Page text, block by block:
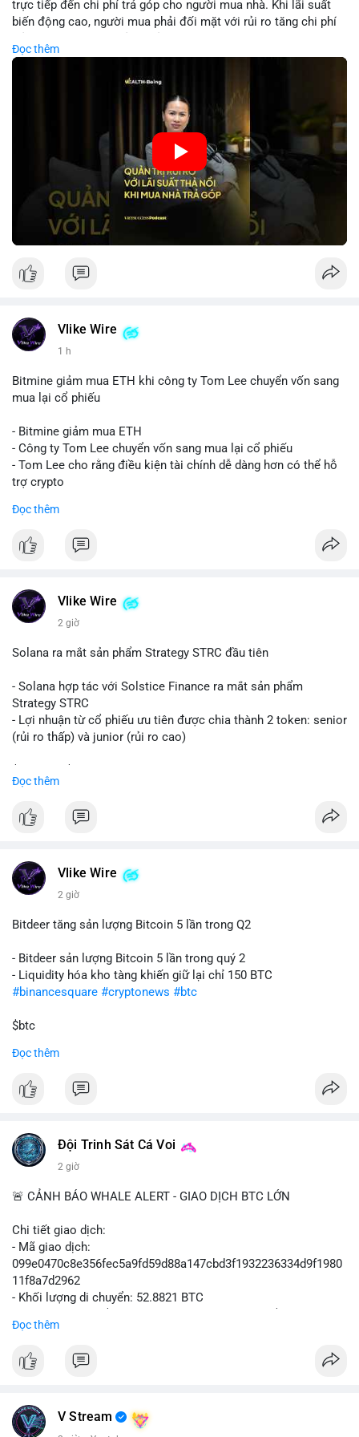
trực tiếp đến chi phí trả góp cho người mua nhà. Khi lãi suất
biến động cao, người mua phải đối mặt với rủi ro tăng chi phí
hướng lãi suất, lựa chọn sản phẩm trả góp có tính bảo hiểm,
đầu tư cần theo dõi chính sách tiền tệ để đưa ra quyết định
🎥 Xem video trực tiếp tại:
Nguồn: VIETSUCCESS
Đọc thêm
Vlike Wire
1 h
Bitmine giảm mua ETH khi công ty Tom Lee chuyển vốn sang
mua lại cổ phiếu
- Bitmine giảm mua ETH
- Công ty Tom Lee chuyển vốn sang mua lại cổ phiếu
- Tom Lee cho rằng điều kiện tài chính dễ dàng hơn có thể hỗ
trợ crypto
nghỉ tháng 8
#binancesquare
#vlikevn #titanbot
📰 Nguồn: CoinDesk
Đọc thêm
Vlike Wire
2 giờ
Solana ra mắt sản phẩm Strategy STRC đầu tiên
- Solana hợp tác với Solstice Finance ra mắt sản phẩm
Strategy STRC
- Lợi nhuận từ cổ phiếu ưu tiên được chia thành 2 token: senior
(rủi ro thấp) và junior (rủi ro cao)
Đọc thêm
Vlike Wire
2 giờ
Bitdeer tăng sản lượng Bitcoin 5 lần trong Q2
- Bitdeer sản lượng Bitcoin 5 lần trong quý 2
- Liquidity hóa kho tàng khiến giữ lại chỉ 150 BTC
#binancesquare #cryptonews #btc
$btc
#vlikevn
📰 Nguồn: Cointelegraph
Đọc thêm
Đội Trinh Sát Cá Voi
2 giờ
🚨 CẢNH BÁO WHALE ALERT - GIAO DỊCH BTC LỚN
Chi tiết giao dịch:
- Mã giao dịch:
099e0470c8e356fec5a9fd59d88a147cbd3f1932236334d9f1980
11f8a7d2962
- Khối lượng di chuyển: 52.8821 BTC
USD)
chuyển trong một giao dịch duy nhất, cho thấy chủ sở hữu là tổ
chức hoặc cá nhân sở hữu tài sản lớn. Hành vi này diễn ra
Đọc thêm
V Stream